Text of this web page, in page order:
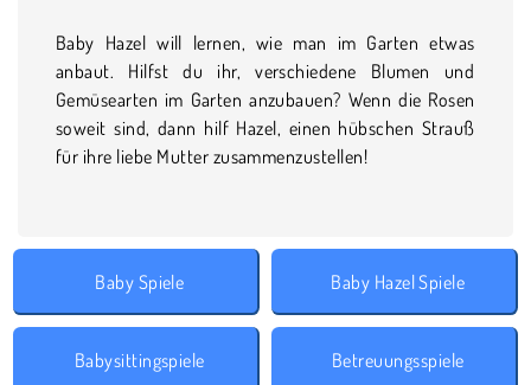
Baby Hazel will lernen, wie man im Garten etwas
anbaut. Hilfst du ihr, verschiedene Blumen und
Gemüsearten im Garten anzubauen? Wenn die Rosen
soweit sind, dann hilf Hazel, einen hübschen Strauß
für ihre liebe Mutter zusammenzustellen!
Baby Spiele Baby Hazel Spiele
Babysittingspiele Betreuungsspiele